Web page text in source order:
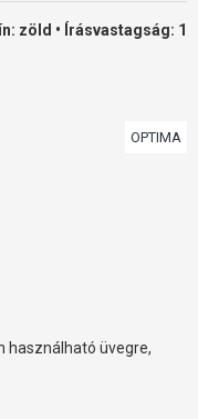
zöld • Írásvastagság: 1
OPTIMA
használható üvegre,